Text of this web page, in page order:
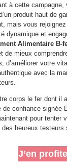
à cette campagne,
produit haut de
mais vous
dynamique et
Alimentaire B-
de mieux
d’améliorer votre
avec la
corps le fer dont il
de confiance signée
pour tenter
des heureux testeurs
J’en profite